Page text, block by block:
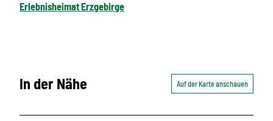
Erlebnisheimat Erzgebirge
In der Nähe Auf der Karte anschauen